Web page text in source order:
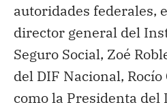
autoridades federales,
director general del
Seguro Social, Zoé
del DIF Nacional,
como la Presidenta del